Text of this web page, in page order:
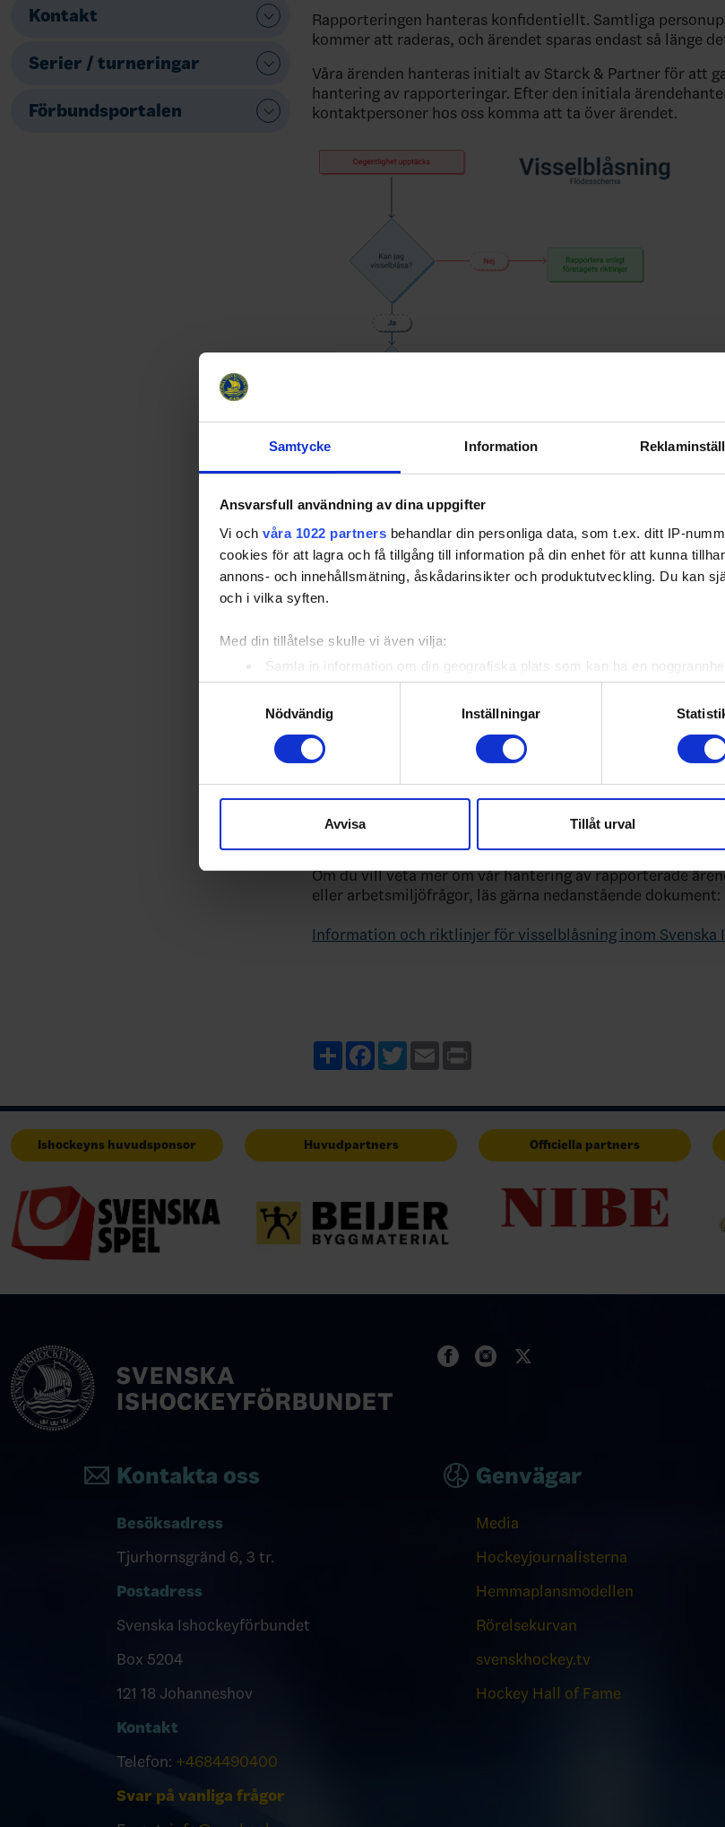
Samtycke Information
Ansvarsfull användning av dina uppgifter
Vi och våra 1022 partners behandlar din personliga data, som t.ex. ditt IP-
cookies för att lagra och få tillgång till information på din enhet för att kunna
annons- och innehållsmätning, åskådarinsikter och produktutveckling. Du kan
och i vilka syften.
Med din tillåtelse skulle vi även vilja:
Samla in information om din geografiska plats som kan ha en
Identifiera din enhet genom att aktivt skanna den för specifika
Ta reda på mer om hur dina personliga uppgifter behandlas och ställ in dina
eller dra tillbaka ditt samtycke när som helst från cookie-förklaringen.
sociala medier och analysera vår trafik. Vi vidarebefordrar även sådana
till de sociala medier och annons- och analysföretag som vi samarbetar med.
Nödvändig
Inställningar
Avvisa Tillåt urval
Kontakt
Serier / turneringar
Förbundsportalen
Rapporteringen hanteras konfidentiellt. Samtliga
kommer att raderas, och ärendet sparas endast så länge
Våra ärenden hanteras initialt av Starck & Partner för att
hantering av rapporteringar. Efter den initiala
kontaktpersoner hos oss komma att ta över ärendet.
Tryck på flödesschema för större text
Om du vill veta mer om vår hantering av rapporterade
eller arbetsmiljöfrågor, läs gärna nedanstående dokument:
Information och riktlinjer för visselblåsning inom Svenska
ShareFacebook
TwitterEmail
Ishockeyns huvudsponsor Huvudpartners Officiella partners
Kontakta oss
Besöksadress
Tjurhornsgränd 6, 3 tr.
Postadress
Svenska Ishockeyförbundet
Box 5204
121 18 Johanneshov
Kontakt
Telefon: +4684490400
Svar på vanliga frågor
Genvägar
Media
Hockeyjournalisterna
Hemmaplansmodellen
Rörelsekurvan
svenskhockey.tv
Hockey Hall of Fame